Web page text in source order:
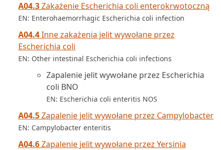
A04.3Zakażenie Escherichia coli enterokrwotoczną
EN: Enterohaemorrhagic Escherichia coli infection
A04.4Inne zakażenia jelit wywołane przez
Escherichia coli
EN: Other intestinal Escherichia coli infections
Zapalenie jelit wywołane przez Escherichia
coli BNO
EN: Escherichia coli enteritis NOS
A04.5Zapalenie jelit wywołane przez Campylobacter
EN: Campylobacter enteritis
A04.6Zapalenie jelit wywołane przez Yersinia